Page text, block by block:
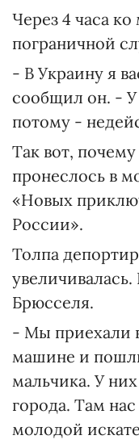
Через 4 часа
пограничной
- В Украину я
сообщил он. - У
потому -
Так вот,
пронеслось в
«Новых
России».
Толпа
Брюсселя.
- Мы приехали
машине и
мальчика. У
города. Там
молодой